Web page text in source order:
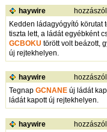
haywire
Kedden ládagyógyító körutat
tiszta lett, a ládát egyébként
GCBOKU törött volt beázott,
új rejtekhelyen.
haywire
TegnapGCNANE új ládát
ládát kapott új rejtekhelyen.
haywire